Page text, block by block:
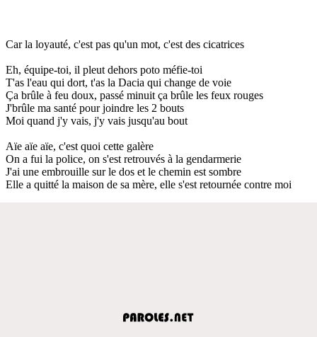
Car la loyauté, c'est pas qu'un mot, c'est des cicatrices
Eh, équipe-toi, il pleut dehors poto méfie-toi
T'as l'eau qui dort, t'as la Dacia qui change de voie
Ça brûle à feu doux, passé minuit ça brûle les feux rouges
J'brûle ma santé pour joindre les 2 bouts
Moi quand j'y vais, j'y vais jusqu'au bout
Aïe aïe aïe, c'est quoi cette galère
On a fui la police, on s'est retrouvés à la gendarmerie
J'ai une embrouille sur le dos et le chemin est sombre
Elle a quitté la maison de sa mère, elle s'est retournée contre moi